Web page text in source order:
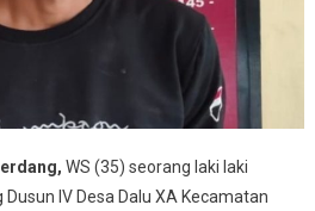
WS (35) seorang laki laki
IV Desa Dalu XA Kecamatan